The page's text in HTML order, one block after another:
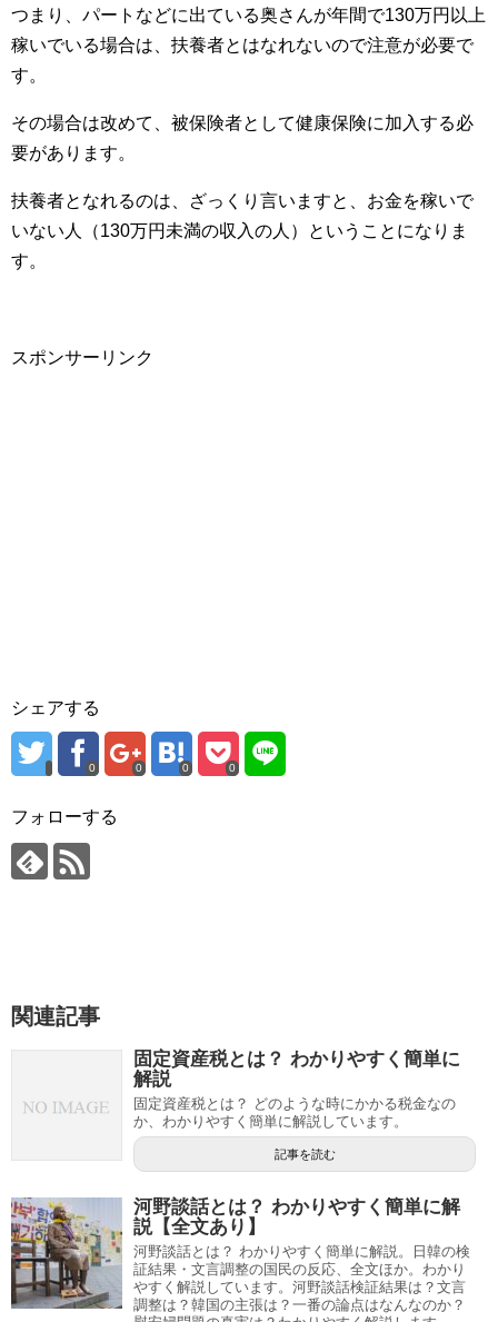
つまり、パートなどに出ている奥さんが年間で130万円以上
稼いでいる場合は、扶養者とはなれないので注意が必要で
す。
その場合は改めて、被保険者として健康保険に加入する必
要があります。
扶養者となれるのは、ざっくり言いますと、お金を稼いで
いない人（130万円未満の収入の人）ということになりま
す。
スポンサーリンク
シェアする
0 0 0 0
フォローする
関連記事
固定資産税とは？ わかりやすく簡単に
解説
固定資産税とは？ どのような時にかかる税金なの
か、わかりやすく簡単に解説しています。
記事を読む
河野談話とは？ わかりやすく簡単に解
説【全文あり】
河野談話とは？ わかりやすく簡単に解説。日韓の検
証結果・文言調整の国民の反応、全文ほか。わかり
やすく解説しています。河野談話検証結果は？文言
調整は？韓国の主張は？一番の論点はなんなのか？